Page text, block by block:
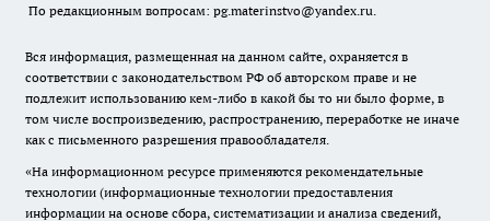
По редакционным вопросам: pg.materinstvo@yandex.ru.
Вся информация, размещенная на данном сайте, охраняется в
соответствии с законодательством РФ об авторском праве и не
подлежит использованию кем-либо в какой бы то ни было форме, в
том числе воспроизведению, распространению, переработке не иначе
как с письменного разрешения правообладателя.
«На информационном ресурсе применяются рекомендательные
технологии (информационные технологии предоставления
информации на основе сбора, систематизации и анализа сведений,